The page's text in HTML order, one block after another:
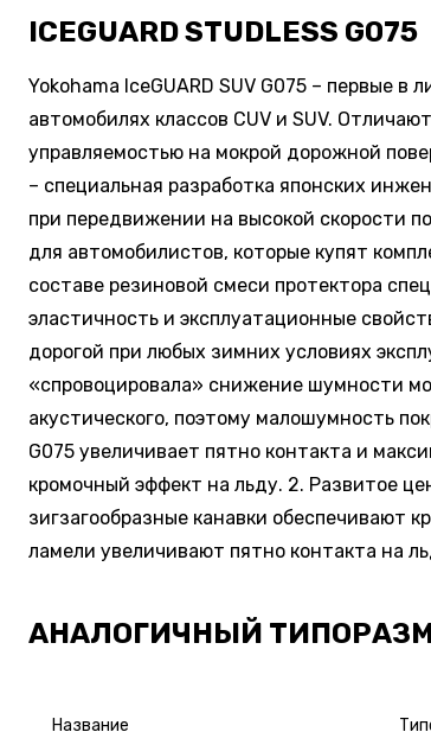
ICEGUARD STUDLESS G075
Yokohama IceGUARD SUV G075 – первые
автомобилях классов CUV и SUV.
управляемостью на мокрой дорожной
– специальная разработка японских
при передвижении на высокой скорости
для автомобилистов, которые купят
составе резиновой смеси протектора
эластичность и эксплуатационные
дорогой при любых зимних условиях
«спровоцировала» снижение шумности
акустического, поэтому малошумность
G075 увеличивает пятно контакта и
кромочный эффект на льду. 2. Развитое
зигзагообразные канавки обеспечивают
ламели увеличивают пятно контакта на
АНАЛОГИЧНЫЙ
Название